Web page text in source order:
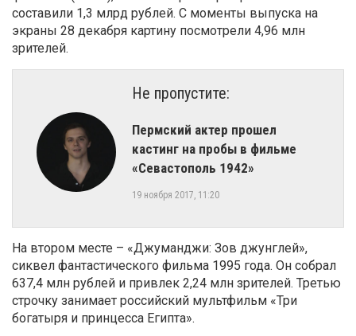
составили 1,3 млрд рублей. С моменты выпуска на
экраны 28 декабря картину посмотрели 4,96 млн
зрителей.
Не пропустите:
Пермский актер прошел
кастинг на пробы в фильме
«Севастополь 1942»
19 ноября 2017, 11:20
На втором месте – «Джуманджи: Зов джунглей»,
сиквел фантастического фильма 1995 года. Он собрал
637,4 млн рублей и привлек 2,24 млн зрителей. Третью
строчку занимает российский мультфильм «Три
богатыря и принцесса Египта».